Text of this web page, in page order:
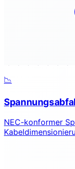
📉
NEC-konformer